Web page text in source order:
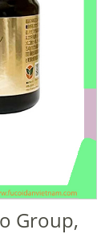
Group,